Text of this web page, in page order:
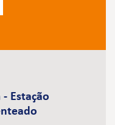
Estação